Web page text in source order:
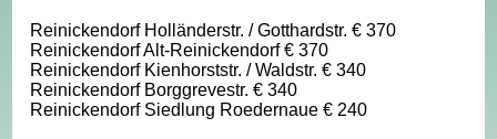
Reinickendorf Holländerstr. / Gotthardstr. € 370
Reinickendorf Alt-Reinickendorf € 370
Reinickendorf Kienhorststr. / Waldstr. € 340
Reinickendorf Borggrevestr. € 340
Reinickendorf Siedlung Roedernaue € 240